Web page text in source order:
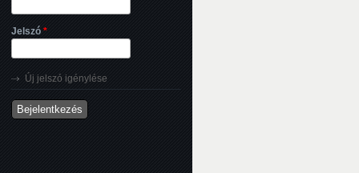
Jelszó *
Új jelszó igénylése